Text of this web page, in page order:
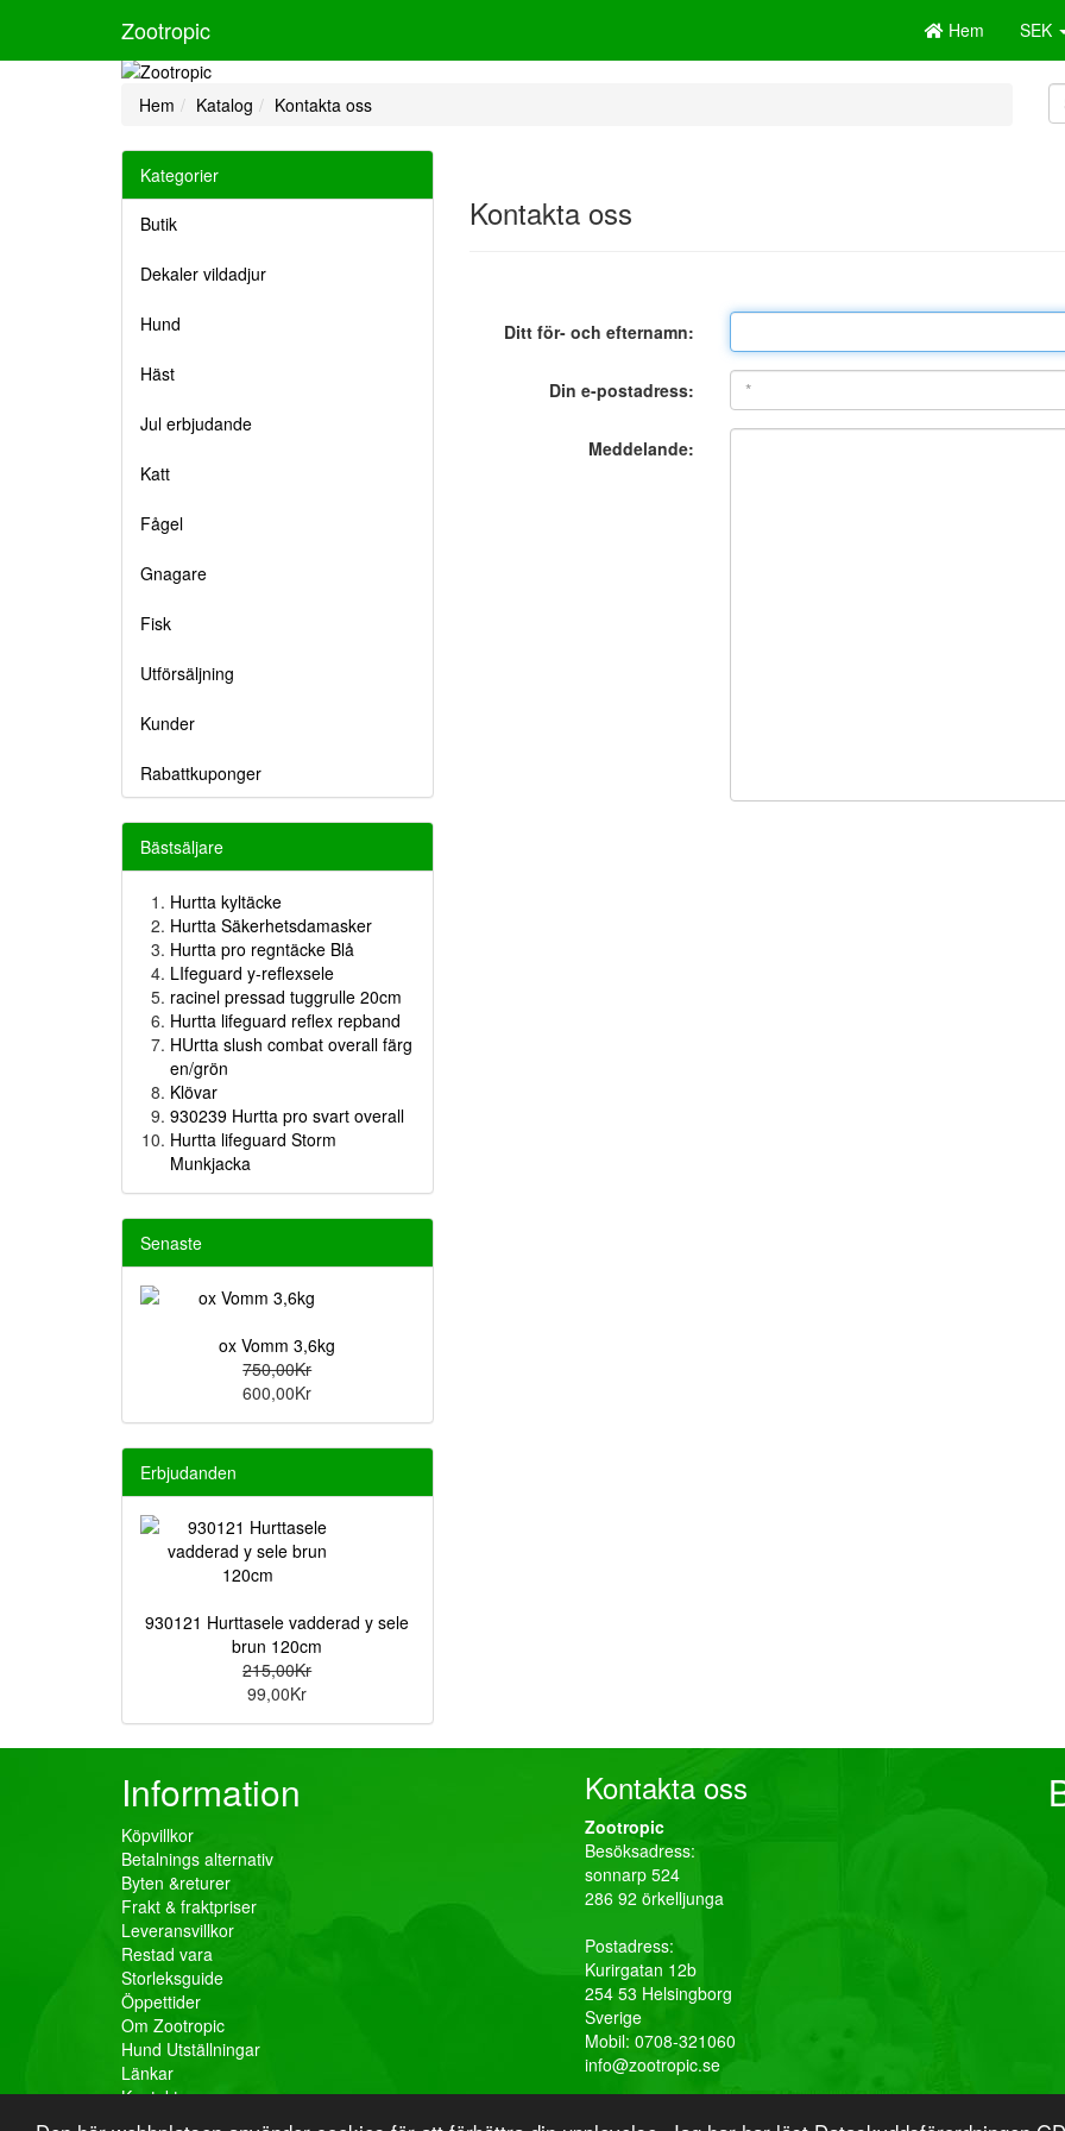
Zootropic Hem SEK
Hem Katalog Kontakta oss
Kontakta oss
Ditt för- och efternamn:
Din e-postadress:
Meddelande:
Kategorier
Butik
Dekaler vildadjur
Hund
Häst
Jul erbjudande
Katt
Fågel
Gnagare
Fisk
Utförsäljning
Kunder
Rabattkuponger
Bästsäljare
Hurtta kyltäcke
Hurtta Säkerhetsdamasker
Hurtta pro regntäcke Blå
LIfeguard y-reflexsele
racinel pressad tuggrulle 20cm
Hurtta lifeguard reflex repband
HUrtta slush combat overall färg
en/grön
Klövar
930239 Hurtta pro svart overall
Hurtta lifeguard Storm
Munkjacka
Senaste
ox Vomm 3,6kg
750,00Kr
600,00Kr
Erbjudanden
930121 Hurttasele vadderad y sele
brun 120cm
215,00Kr
99,00Kr
Information
Köpvillkor
Betalnings alternativ
Byten &returer
Frakt & fraktpriser
Leveransvillkor
Restad vara
Storleksguide
Öppettider
Om Zootropic
Hund Utställningar
Länkar
Kontakta oss
Cookies och Dataskyddsförordningen GDPR och
Kontakta oss
Zootropic
Besöksadress:
sonnarp 524
286 92 örkelljunga
Postadress:
Kurirgatan 12b
254 53 Helsingborg
Sverige
Mobil: 0708-321060
info@zootropic.se